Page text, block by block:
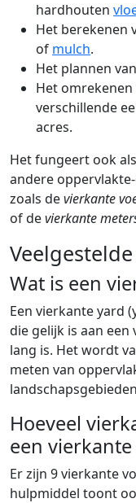
hardhouten
Het berekenen
of mulch.
Het plannen
Het
verschillende
acres.
Het fungeert ook
andere
zoals devierkante
of devierkante
Wat is een
Een vierkante yard
die gelijk is aan
lang is. Het wordt
meten van
Hoeveel
een vierkante
Er zijn 9 vierkante
hulpmiddel toont